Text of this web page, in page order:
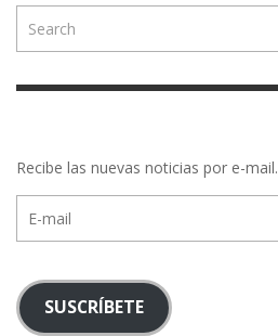
Recibe las nuevas noticias por e-mail.
mail
SUSCRÍBETE